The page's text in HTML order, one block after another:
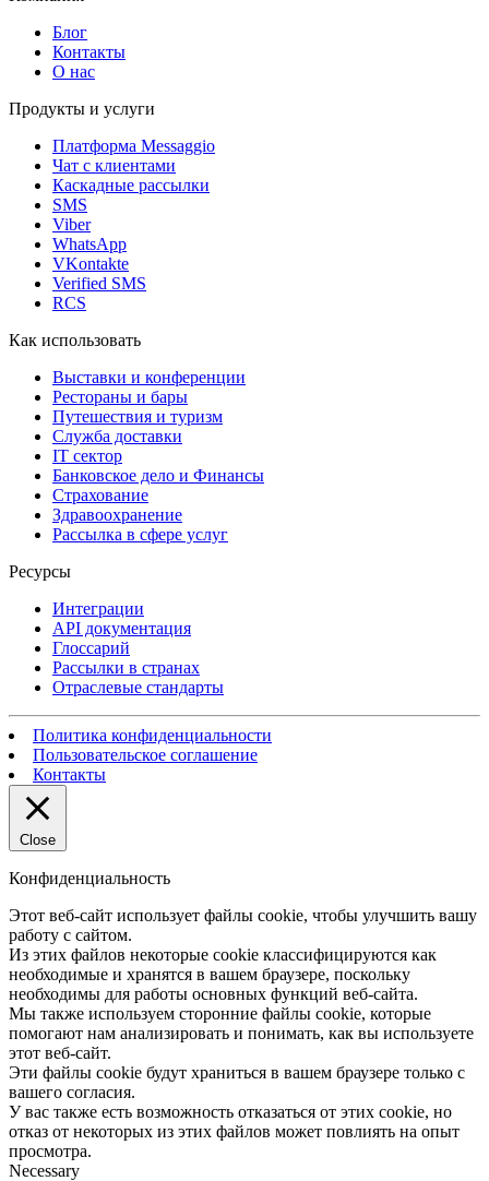
Блог
Контакты
О нас
Продукты и услуги
Платформа Messaggio
Чат с клиентами
Каскадные рассылки
SMS
Viber
WhatsApp
VKontakte
Verified SMS
RCS
Как использовать
Выставки и конференции
Рестораны и бары
Путешествия и туризм
Служба доставки
IT сектор
Банковское дело и Финансы
Страхование
Здравоохранение
Рассылка в сфере услуг
Ресурсы
Интеграции
API документация
Глоссарий
Рассылки в странах
Отраслевые стандарты
Политика конфиденциальности
Пользовательское соглашение
Контакты
Close
Конфиденциальность
Этот веб-сайт использует файлы cookie, чтобы улучшить вашу
работу с сайтом.
Из этих файлов некоторые cookie классифицируются как
необходимые и хранятся в вашем браузере, поскольку
необходимы для работы основных функций веб-сайта.
Мы также используем сторонние файлы cookie, которые
помогают нам анализировать и понимать, как вы используете
этот веб-сайт.
Эти файлы cookie будут храниться в вашем браузере только с
вашего согласия.
У вас также есть возможность отказаться от этих cookie, но
отказ от некоторых из этих файлов может повлиять на опыт
просмотра.
Necessary